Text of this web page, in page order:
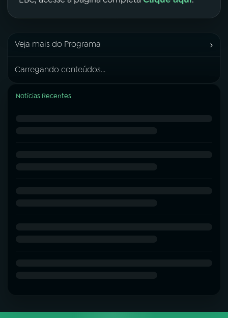
Veja mais do Programa ›
Carregando conteúdos...
Notícias Recentes